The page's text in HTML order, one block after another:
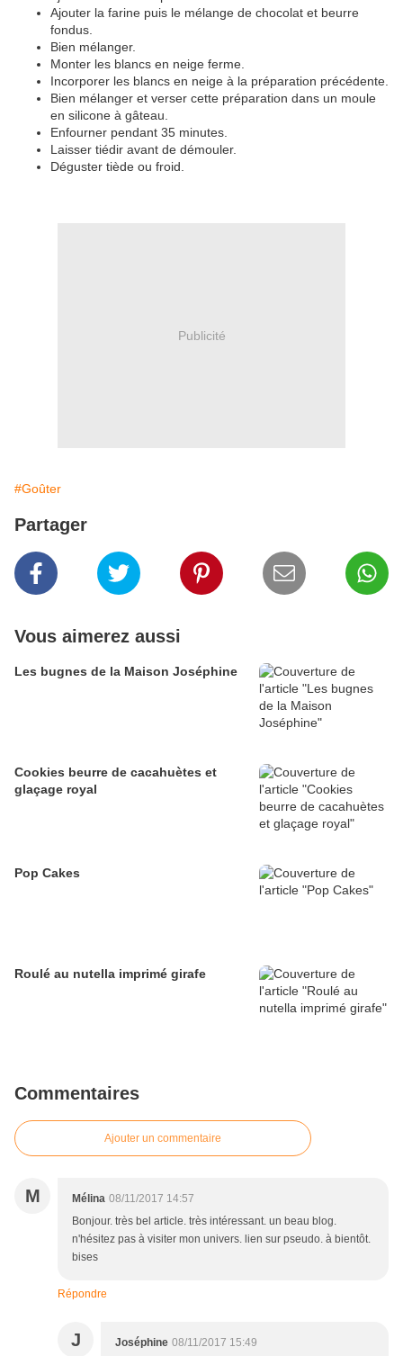
Ajouter la farine puis le mélange de chocolat et beurre
fondus.
Bien mélanger.
Monter les blancs en neige ferme.
Incorporer les blancs en neige à la préparation précédente.
Bien mélanger et verser cette préparation dans un moule
en silicone à gâteau.
Enfourner pendant 35 minutes.
Laisser tiédir avant de démouler.
Déguster tiède ou froid.
Publicité
#Goûter
Partager
Vous aimerez aussi
Les bugnes de la Maison Joséphine
Cookies beurre de cacahuètes et
glaçage royal
Pop Cakes
Roulé au nutella imprimé girafe
Commentaires
Ajouter un commentaire
M Mélina 08/11/2017 14:57
Bonjour. très bel article. très intéressant. un beau blog.
n'hésitez pas à visiter mon univers. lien sur pseudo. à bientôt.
bises
Répondre
J Joséphine 08/11/2017 15:49